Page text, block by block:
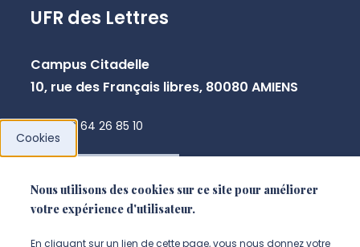
UFR des Lettres
Campus Citadelle
10, rue des Français libres, 80080 AMIENS
+33 3 64 26 85 10
Cookies
Nous utilisons des cookies sur ce site pour améliorer
votre expérience d'utilisateur.
En cliquant sur un lien de cette page, vous nous donnez votre